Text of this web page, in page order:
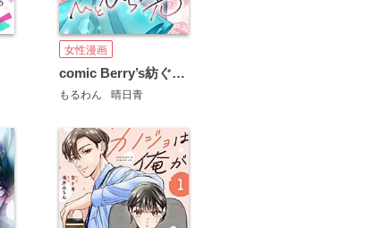
女性漫画
comic Berry’s紡ぐはひとひらの光
もるわん 晴日青